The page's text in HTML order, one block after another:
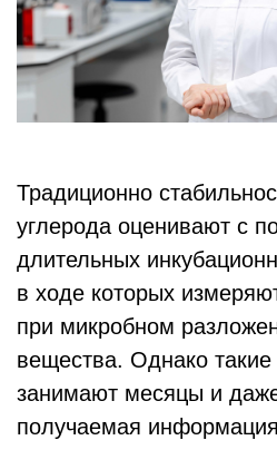
Традиционно
углерода оценивают с
длительных
в ходе которых
при микробном
вещества. Однако
занимают месяцы и
получаемая